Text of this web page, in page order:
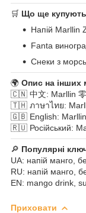
🛒 Що ще
Напій Marllin
Fanta
Снеки з
🌍 Опис на інших
🇨🇳 中文: Marllin 零
🇹🇭 ภาษาไทย:
🇬🇧 English: Marllin
🇷🇺 Російський:
🔎 Популярні
UA: напій манго,
RU: напій манго,
EN: mango drink,
Приховати